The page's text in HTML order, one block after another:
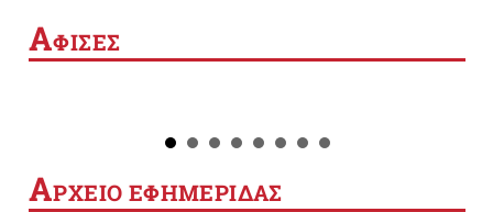
ΑΦΙΣΕΣ
ΑΡΧΕΙΟ ΕΦΗΜΕΡΙΔΑΣ